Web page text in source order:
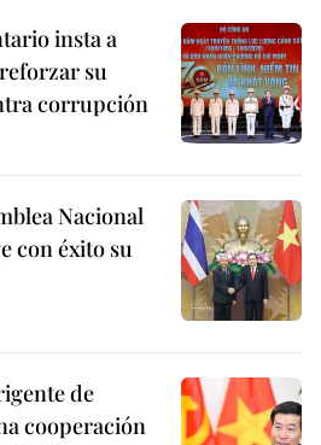
insta a
su
corrupción
Nacional
con éxito su
de
cooperación